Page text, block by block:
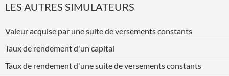
LES AUTRES SIMULATEURS
Valeur acquise par une suite de versements constants
Taux de rendement d'un capital
Taux de rendement d'une suite de versements constants